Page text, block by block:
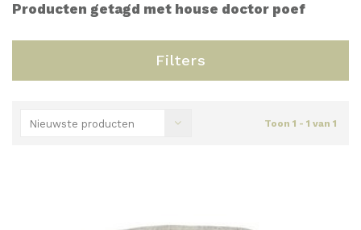
Producten getagd met house doctor poef
Filters
Nieuwste producten Toon 1 - 1 van 1